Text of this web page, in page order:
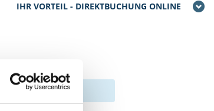
IHR VORTEIL - DIREKTBUCHUNG ONLINE